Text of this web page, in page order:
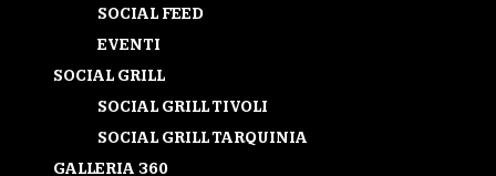
SOCIAL FEED
EVENTI
SOCIAL GRILL
SOCIAL GRILL TIVOLI
SOCIAL GRILL TARQUINIA
GALLERIA 360